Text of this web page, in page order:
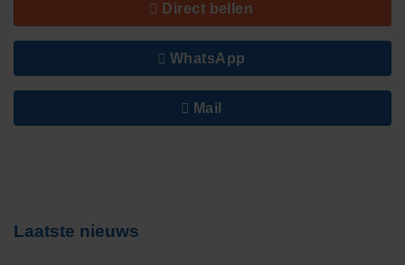
Direct bellen
WhatsApp
Mail
Laatste nieuws